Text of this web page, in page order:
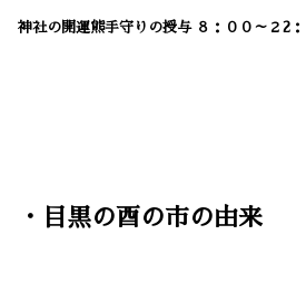
神社の開運熊手守りの授与８：００～２2
・目黒の酉の市の由来